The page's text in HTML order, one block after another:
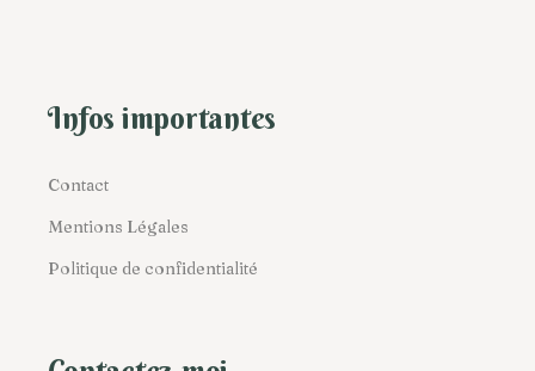
Infos importantes
Contact
Mentions Légales
Politique de confidentialité